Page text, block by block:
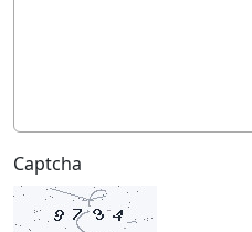
Captcha